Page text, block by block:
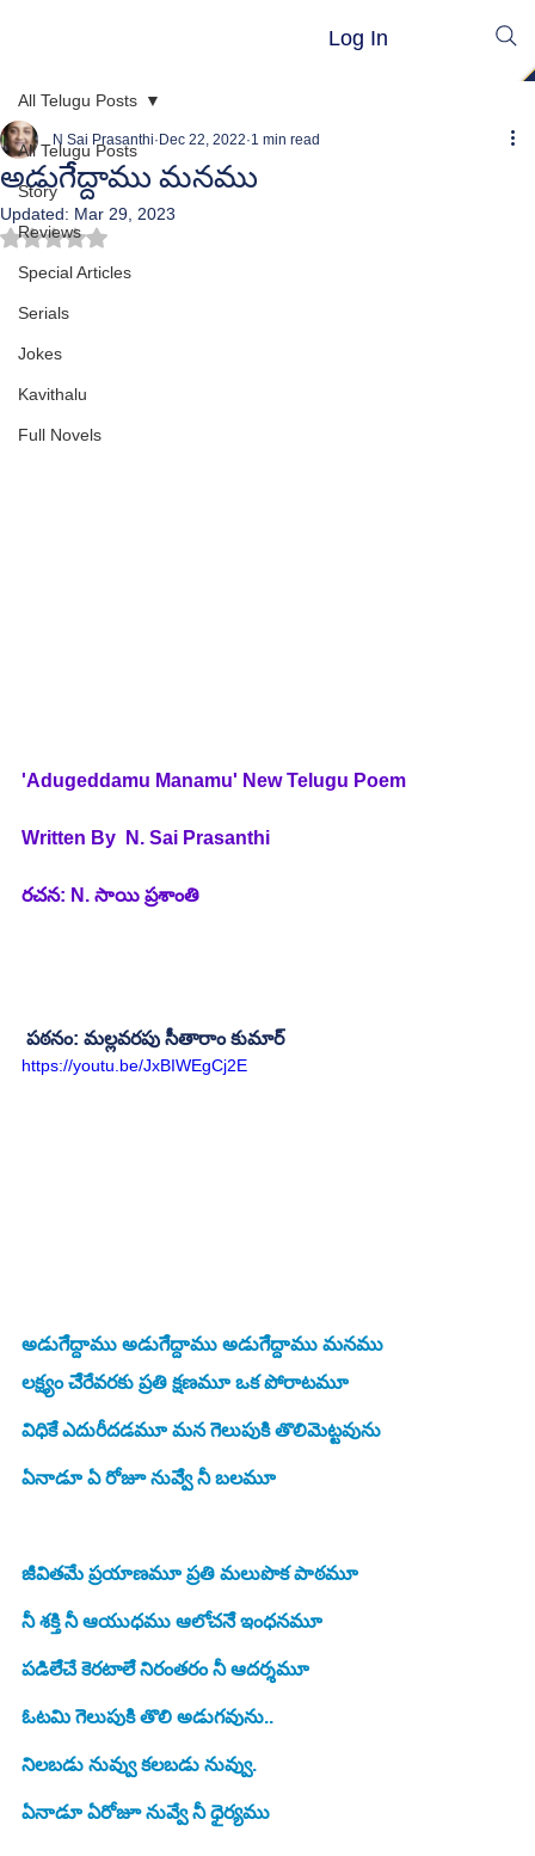
Log In
All Telugu Posts
Story
Reviews
Special Articles
Serials
Jokes
Kavithalu
Full Novels
All Telugu Posts
అడుగేేద్దాము మనము
N Sai Prasanthi Dec 22, 2022 1 min read
Updated: Mar 29, 2023
Rated NaN out of 5 stars.
'Adugeddamu Manamu' New Telugu Poem
Written By  N. Sai Prasanthi
రచన: N. సాయి ప్రశాంతి
పఠనం: మల్లవరపు సీతారాం కుమార్
https://youtu.be/JxBIWEgCj2E
అడుగేేద్దాము అడుగేేద్దాము అడుగేేద్దాము మనము
లక్ష్యం చేేరేవరకు ప్రతి క్షణమూ ఒక పోరాటమూ
విధికేే ఎదురీదడమూ మన గెెలుపుకిి తొలిమెట్టవును
ఏనాడూ ఏ రోజూ నువ్వేే నీ బలమూ
జీవితమే ప్రయాణమూ ప్రతి మలుపొక పాఠమూ
నీ శక్తి నీ ఆయుధము ఆలోచనేే ఇంధనమూ
పడిలేేచే కెరటాలేే నిరంతరం నీ ఆదర్శమూ
ఓటమి గెెలుపుకిి తొలి అడుగవును..
నిలబడు నువ్వు కలబడు నువ్వు.
ఏనాడూ ఏరోజూ నువ్వే నీ ధైర్యము